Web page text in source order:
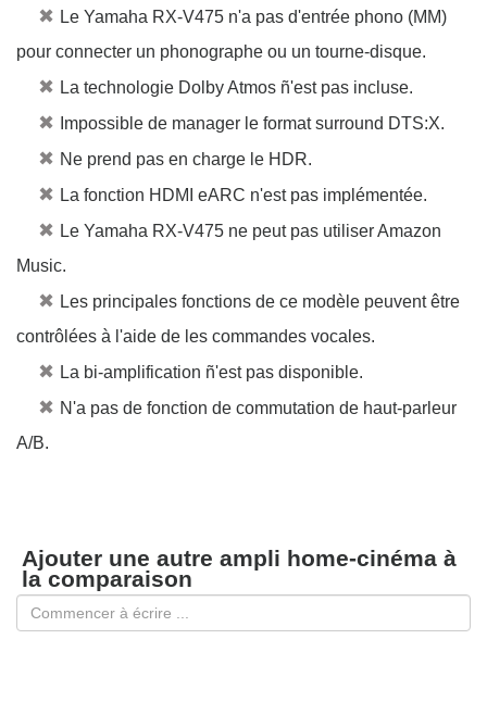
✖ Le Yamaha RX-V475 n'a pas d'entrée phono (MM)
pour connecter un phonographe ou un tourne-disque.
✖ La technologie Dolby Atmos ñ'est pas incluse.
✖ Impossible de manager le format surround DTS:X.
✖ Ne prend pas en charge le HDR.
✖ La fonction HDMI eARC n'est pas implémentée.
✖ Le Yamaha RX-V475 ne peut pas utiliser Amazon
Music.
✖ Les principales fonctions de ce modèle peuvent être
contrôlées à l'aide de les commandes vocales.
✖ La bi-amplification ñ'est pas disponible.
✖ N'a pas de fonction de commutation de haut-parleur
A/B.
Ajouter une autre ampli home-cinéma à
la comparaison